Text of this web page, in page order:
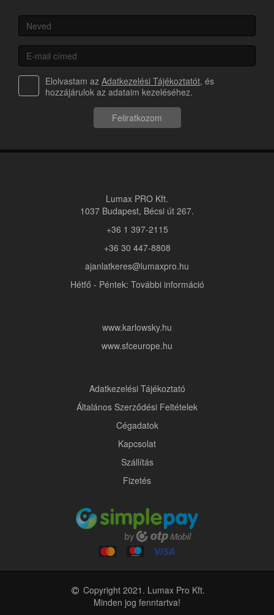
Elolvastam az Adatkezelési Tájékoztatót, és
hozzájárulok az adataim kezeléséhez.
Feliratkozom
Lumax PRO Kft.
1037 Budapest, Bécsi út 267.
+36 1 397-2115
+36 30 447-8808
ajanlatkeres@lumaxpro.hu
Hétfő - Péntek: További információ
www.karlowsky.hu
www.sfceurope.hu
Adatkezelési Tájékoztató
Általános Szerződési Feltételek
Cégadatok
Kapcsolat
Szállítás
Fizetés
Copyright 2021. Lumax Pro Kft.
Minden jog fenntartva!